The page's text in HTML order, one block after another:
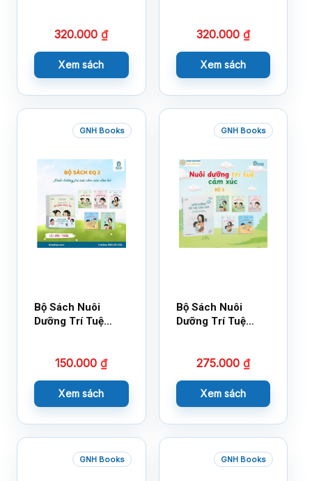
320.000₫
Xem sách
320.000 ₫
Xem sách
GNH Books
Bộ Sách Nuôi
Dưỡng Trí Tuệ
150.000₫
Xem sách
GNH Books
Bộ Sách Nuôi
Dưỡng Trí Tuệ
275.000 ₫
Xem sách
GNH Books GNH Books